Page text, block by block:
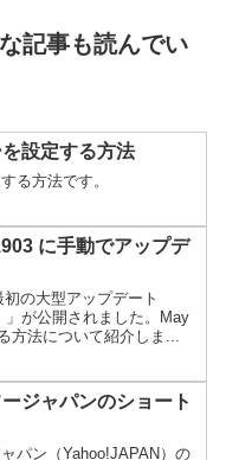
記事も読んでい
設定する方法
る方法です。
に手動でアップデ
の大型アップデート
」が公開されました。May
方法について紹介しま...
ジャパンのショート
パン（Yahoo!JAPAN）の